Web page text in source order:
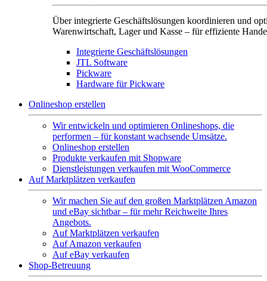
Über integrierte Geschäftslösungen koordinieren und
Warenwirtschaft, Lager und Kasse – für effiziente
Integrierte Geschäftslösungen
JTL Software
Pickware
Hardware für Pickware
Onlineshop erstellen
Wir entwickeln und optimieren Onlineshops, die
performen – für konstant wachsende Umsätze.
Onlineshop erstellen
Produkte verkaufen mit Shopware
Dienstleistungen verkaufen mit WooCommerce
Auf Marktplätzen verkaufen
Wir machen Sie auf den großen Marktplätzen Amazon
und eBay sichtbar – für mehr Reichweite Ihres
Angebots.
Auf Marktplätzen verkaufen
Auf Amazon verkaufen
Auf eBay verkaufen
Shop-Betreuung